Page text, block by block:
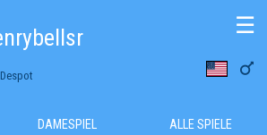
Despot 
☰
DAMESPIEL ALLE SPIELE